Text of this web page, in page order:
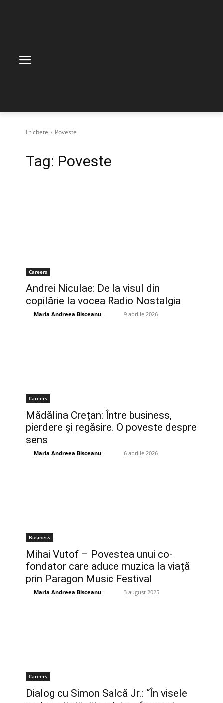
Etichete Poveste
Tag: Poveste
Careers
Andrei Niculae: De la visul din
copilărie la vocea Radio Nostalgia
Maria Andreea Bisceanu - 9 aprilie 2026
Careers
Mădălina Crețan: Între business,
pierdere și regăsire. O poveste despre
sens
Maria Andreea Bisceanu - 6 aprilie 2026
Business
Mihai Vutof – Povestea unui co-
fondator care aduce muzica la viață
prin Paragon Music Festival
Maria Andreea Bisceanu - 3 august 2025
Careers
Dialog cu Simon Salcă Jr.: “În visele